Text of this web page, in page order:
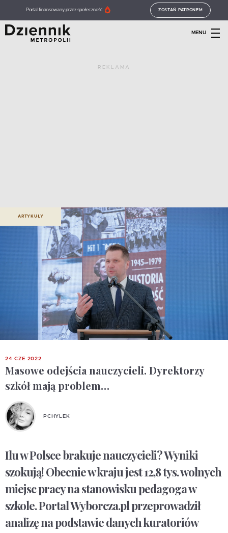
Portal finansowany przez społeczność ZOSTAŃ PATRONEM
MENU
REKLAMA
ARTYKUŁY
24 CZE 2022
Masowe odejścia nauczycieli. Dyrektorzy
szkół mają problem…
PCHYLEK
Ilu w Polsce brakuje nauczycieli? Wyniki
szokują! Obecnie w kraju jest 12,8 tys. wolnych
miejsc pracy na stanowisku pedagoga w
szkole. Portal Wyborcza.pl przeprowadził
analizę na podstawie danych kuratoriów